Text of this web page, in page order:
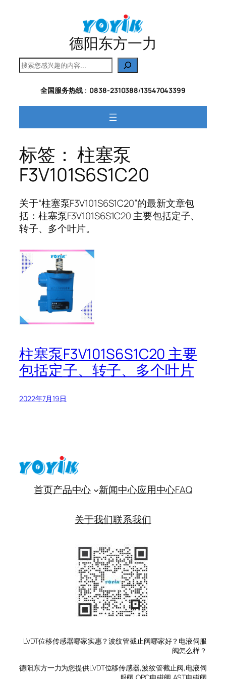
德阳东方一力
搜
索
全国服务热线： 0838-2310388/13547043399
标签： 柱塞泵
F3V101S6S1C20
关于“柱塞泵F3V101S6S1C20”的最新文章包
括：柱塞泵F3V101S6S1C20 主要包括定子、
转子、多个叶片。
柱塞泵F3V101S6S1C20 主要
包括定子、转子、多个叶片
2022年7月19日
首页产品中心 新闻中心应用中心FAQ
关于我们联系我们
LVDT位移传感器哪家实惠？波纹管截止阀哪家好？电液伺服
阀怎么样？
德阳东方一力为您提供LVDT位移传感器,波纹管截止阀,电液伺
服阀,OPC电磁阀,AST电磁阀